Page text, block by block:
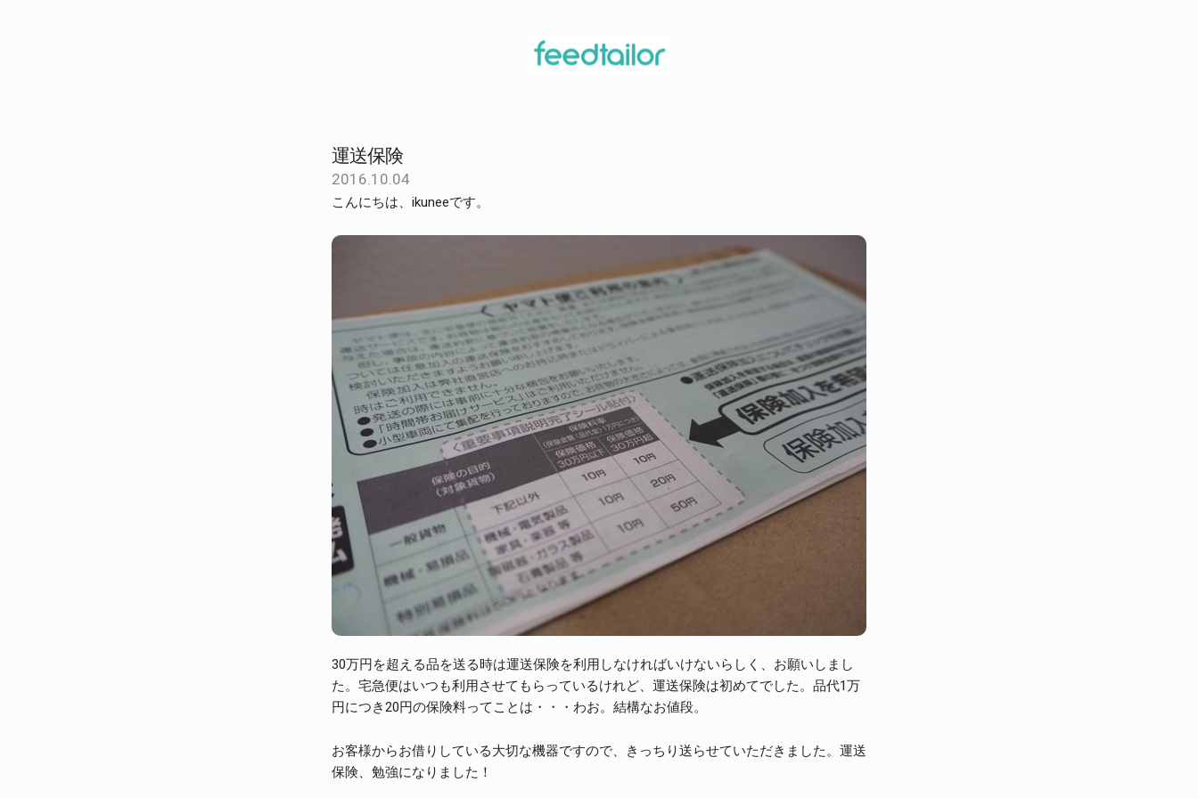
運送保険
2016.10.04
こんにちは、ikuneeです。
30万円を超える品を送る時は運送保険を利用しなければいけないらしく、お願いしまし
た。宅急便はいつも利用させてもらっているけれど、運送保険は初めてでした。品代1万
円につき20円の保険料ってことは・・・わお。結構なお値段。
お客様からお借りしている大切な機器ですので、きっちり送らせていただきました。運送
保険、勉強になりました！